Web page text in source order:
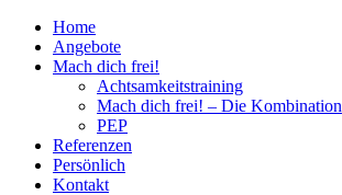
Home
Angebote
Mach dich frei!
Achtsamkeitstraining
Mach dich frei! – Die Kombination
PEP
Referenzen
Persönlich
Kontakt